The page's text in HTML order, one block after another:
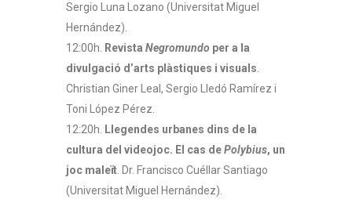
Sergio Luna Lozano (Universitat Miguel
Hernández).
12:00h.
Revista Negromundo per a la
divulgació d’arts plàstiques i visuals
Christian Giner Leal, Sergio Lledó Ramírez i
Toni López Pérez.
12:20h.
Llegendes urbanes dins de la
cultura del videojoc. El cas dePolybius, un
joc maleït . Dr. Francisco Cuéllar Santiago
(Universitat Miguel Hernández).